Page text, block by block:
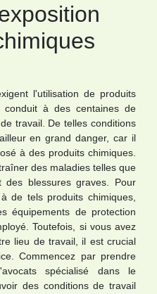
l'utilisation de produits
conduit à des centaines de
travail. De telles conditions
en grand danger, car il
à des produits chimiques.
des maladies telles que
blessures graves. Pour
de tels produits chimiques,
équipements de protection
Toutefois, si vous avez
lieu de travail, il est crucial
Commencez par prendre
spécialisé dans le
des conditions de travail